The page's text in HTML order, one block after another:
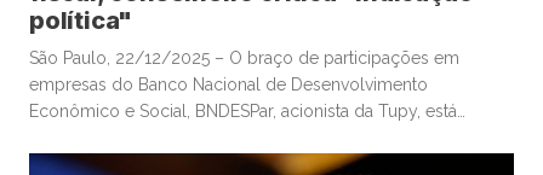
política"
São Paulo, 22/12/2025 – O braço de participações em
empresas do Banco Nacional de Desenvolvimento
Econômico e Social, BNDESPar, acionista da Tupy, está
de Contas da União, José Mucio Monteiro Filho, para cargo